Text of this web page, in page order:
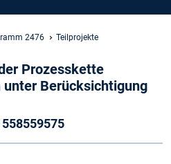
2476 Teilprojekte
Prozesskette
Berücksichtigung
558559575